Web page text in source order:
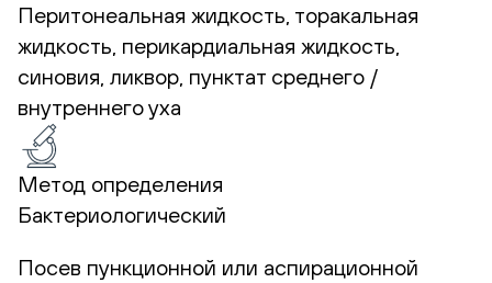
Перитонеальная жидкость, торакальная
жидкость, перикардиальная жидкость,
синовия, ликвор, пунктат среднего /
внутреннего уха
Метод определения
Бактериологический
Посев пункционной или аспирационной